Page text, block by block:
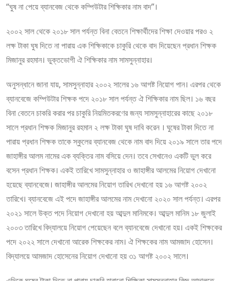
“ঘুষ না পেয়ে ব্যানবেজ থেকে কম্পিউটার শিক্ষিকার নাম বাদ”।
২০০২ সাল থেকে ২০১৮ সাল পর্যন্ত বিনা বেতনে শিক্ষার্থীদের শিক্ষা দেওয়ার পরও ২
লক্ষ টাকা ঘুষ দিতে না পারায় এক শিক্ষিকাকে চাকুরি থেকে বাদ দিয়েছেন প্রধান শিক্ষক
মিজানুর রহমান। ভুক্তভোগী ঐ শিক্ষিকার নাম সামসুন্নাহার।
অনুসন্ধানে জানা যায়, সামসুন্নাহার ২০০২ সালের ১৬ আগষ্ট নিয়োগ পান। এরপর থেকে
ব্যানবেজে কম্পিউটার শিক্ষক পদে ২০১৮ সাল পর্যন্ত ঐ শিক্ষিকার নাম ছিল। ১৬ বছর
বিনা বেতনে চাকরি করার পর চাকুরি নিয়মিতকরণের জন্য সামসুন্নাহারের কাছে ২০১৮
সালে প্রধান শিক্ষক মিজানুর রহমান ২ লক্ষ টাকা ঘুষ দাবি করেন । ঘুষের টাকা দিতে না
পারায় প্রধান শিক্ষক তাকে স্কুলের ব্যানবেজ থেকে নাম বাদ দিয়ে ২০১৯ সালে তার পদে
জাহাঙ্গীর আলম নামের এক ব্যক্তির নাম বসিয়ে দেন। তবে সেখানেও একটি ভুল করে
বসেন প্রধান শিক্ষক। একই তারিখে সামসুন্নাহার ও জাহাঙ্গীর আলমের নিয়োগ দেখানো
হয়েছে ব্যানবেজে। জাহাঙ্গীর আলমের নিয়োগ তারিখ দেখানো হয় ১৬ আগষ্ট ২০০২
তারিখে। ব্যানবেজে এই পদে জাহাঙ্গীর আলমের নাম দেখানো ২০২০ সাল পর্যন্ত। এরপর
২০২১ সালে উক্ত পদে নিয়োগ দেখানো হয় আব্দুল মানিমকে। আব্দুল মানিম ১৮ জুলাই
২০০৩ তারিখে বিদ্যালয়ে নিয়োগ পেয়েছেন বলে ব্যানবেজে দেখানো হয়। একই শিক্ষকের
পদে ২০২২ সালে দেখানো আরেক শিক্ষকের নাম। ঐ শিক্ষকের নাম আমজাদ হোসেন।
বিদ্যালয়ে আমজাদ হোসেনের নিয়োগ দেখানো হয় ৩১ আগষ্ট ২০০২ সালে।